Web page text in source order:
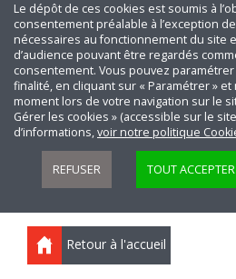
Le dépôt de ces cookies est soumis à
consentement préalable à l’exception
nécessaires au fonctionnement du site
d’audience pouvant être regardés
consentement. Vous pouvez
finalité, en cliquant sur « Paramétrer »
moment lors de votre navigation sur le
Gérer les cookies » (accessible sur le
d’informations,voir notre politique
REFUSER TOUT ACCEPTER
Retour à l'accueil